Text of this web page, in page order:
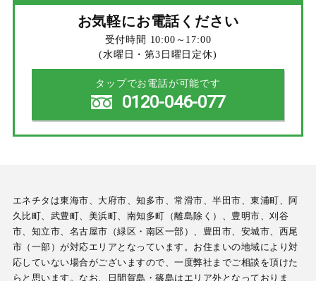
お気軽にお電話ください
受付時間 10:00～17:00
(水曜日・第3日曜日定休)
タップでお電話が可能です
0120-046-077
エネチタは東海市、大府市、知多市、常滑市、半田市、東浦町、阿
久比町、武豊町、美浜町、南知多町（離島除く）、豊明市、刈谷
市、知立市、名古屋市（緑区・南区一部）、豊田市、安城市、西尾
市（一部）が対応エリアとなっています。お住まいの地域により対
応していない場合がございますので、一度弊社までご相談を頂けた
らと思います。なお、日間賀島・篠島はエリア外となっておりま